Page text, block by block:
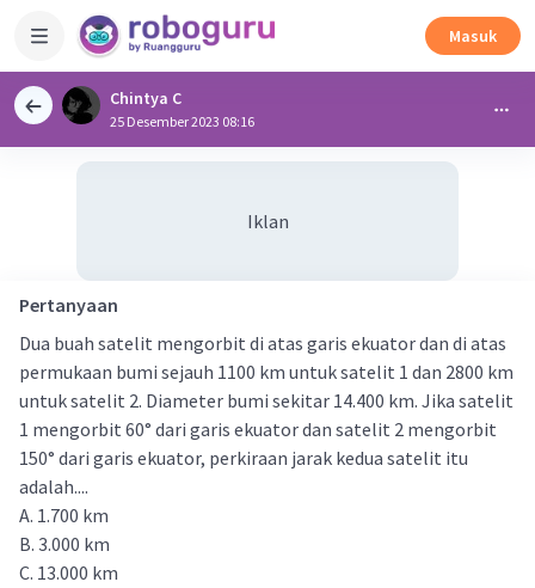
Masuk
Chintya C
25 Desember 2023 08:16
Iklan
Pertanyaan
Dua buah satelit mengorbit di atas garis ekuator dan di atas
permukaan bumi sejauh 1100 km untuk satelit 1 dan 2800 km
untuk satelit 2. Diameter bumi sekitar 14.400 km. Jika satelit
1 mengorbit 60° dari garis ekuator dan satelit 2 mengorbit
150° dari garis ekuator, perkiraan jarak kedua satelit itu
adalah....
A. 1.700 km
B. 3.000 km
C. 13.000 km